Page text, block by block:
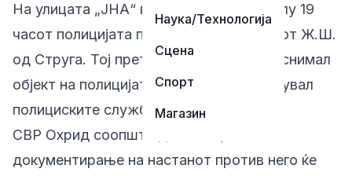
Наука/Технологија
Сцена
Спорт
Магазин
На улицата „ЈНА“ во Струга вчера околу 19
часот полицијата приведе 43-годишниот Ж.Ш.
од Струга. Тој претходно без дозвола снимал
објект на полицијата, по што ги навредувал
полициските службеници.
СВР Охрид соопшти дека по целосно
документирање на настанот против него ќе